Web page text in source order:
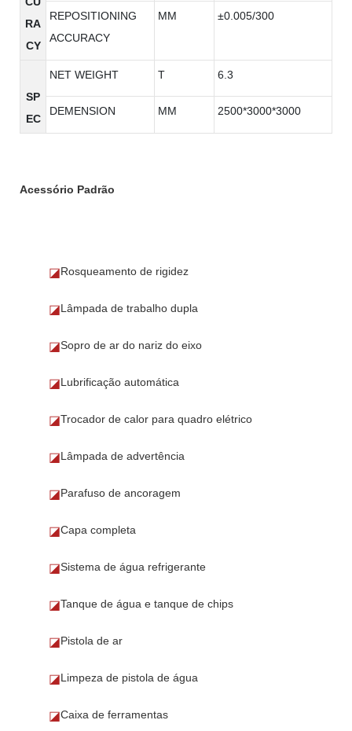
RA
CY
REPOSITIONING
ACCURACY
MM ±0.005/300
SP
EC
NET WEIGHT T 6.3
DEMENSION MM 2500*3000*3000
Acessório Padrão
◪Rosqueamento de rigidez
◪Lâmpada de trabalho dupla
◪Sopro de ar do nariz do eixo
◪Lubrificação automática
◪Trocador de calor para quadro elétrico
◪Lâmpada de advertência
◪Parafuso de ancoragem
◪Capa completa
◪Sistema de água refrigerante
◪Tanque de água e tanque de chips
◪Pistola de ar
◪Limpeza de pistola de água
◪Caixa de ferramentas